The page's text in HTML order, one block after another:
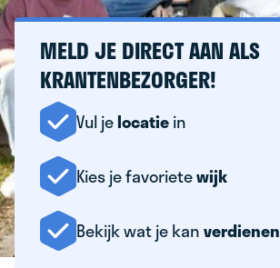
MELD JE DIRECT AAN ALS
KRANTENBEZORGER!
Vul jelocatiein
Kies je favorietewijk
Bekijk wat je kanverdienen